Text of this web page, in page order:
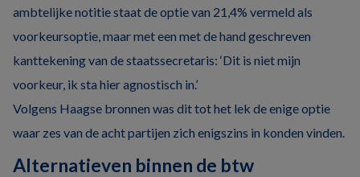
ambtelijke notitie staat de optie van 21,4% vermeld als
voorkeursoptie, maar met een met de hand geschreven
kanttekening van de staatssecretaris: ‘Dit is niet mijn
voorkeur, ik sta hier agnostisch in.’
Volgens Haagse bronnen was dit tot het lek de enige optie
waar zes van de acht partijen zich enigszins in konden vinden.
Alternatieven binnen de btw